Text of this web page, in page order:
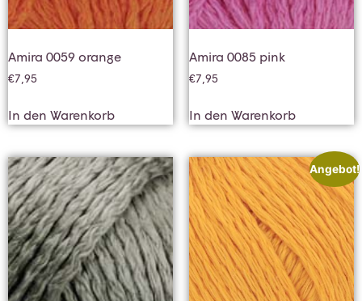
Amira 0059 orange
€7,95
In den Warenkorb
Amira 0085 pink
€7,95
In den Warenkorb
Angebot!